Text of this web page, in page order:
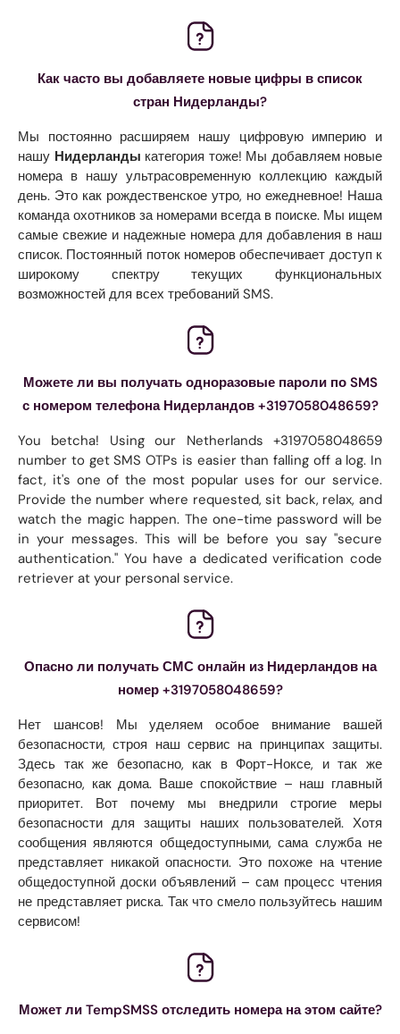
Как часто вы добавляете новые цифры в список
стран Нидерланды?
Мы постоянно расширяем нашу цифровую империю и
нашу Нидерланды категория тоже! Мы добавляем новые
номера в нашу ультрасовременную коллекцию каждый
день. Это как рождественское утро, но ежедневное! Наша
команда охотников за номерами всегда в поиске. Мы ищем
самые свежие и надежные номера для добавления в наш
список. Постоянный поток номеров обеспечивает доступ к
широкому спектру текущих функциональных
возможностей для всех требований SMS.
Можете ли вы получать одноразовые пароли по SMS
с номером телефона Нидерландов +3197058048659?
You betcha! Using our Netherlands +3197058048659
number to get SMS OTPs is easier than falling off a log. In
fact, it's one of the most popular uses for our service.
Provide the number where requested, sit back, relax, and
watch the magic happen. The one-time password will be
in your messages. This will be before you say "secure
authentication." You have a dedicated verification code
retriever at your personal service.
Опасно ли получать СМС онлайн из Нидерландов на
номер +3197058048659?
Нет шансов! Мы уделяем особое внимание вашей
безопасности, строя наш сервис на принципах защиты.
Здесь так же безопасно, как в Форт-Ноксе, и так же
безопасно, как дома. Ваше спокойствие – наш главный
приоритет. Вот почему мы внедрили строгие меры
безопасности для защиты наших пользователей. Хотя
сообщения являются общедоступными, сама служба не
представляет никакой опасности. Это похоже на чтение
общедоступной доски объявлений – сам процесс чтения
не представляет риска. Так что смело пользуйтесь нашим
сервисом!
Может ли TempSMSS отследить номера на этом сайте?